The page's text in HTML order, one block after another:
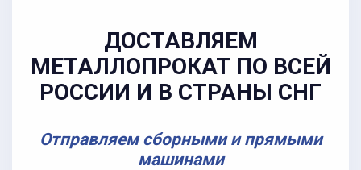
ДОСТАВЛЯЕМ
МЕТАЛЛОПРОКАТ ПО ВСЕЙ
РОССИИ И В СТРАНЫ СНГ
Отправляем сборными и прямыми
машинами